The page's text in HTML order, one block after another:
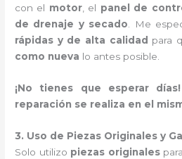
con el motor, el panel de
de drenaje y secado . Me
rápidas y de alta calidad para
como nueva lo antes posible.
¡No tienes que esperar días!
reparación se realiza en el
3. Uso de Piezas Originales y
Solo utilizo piezas originales